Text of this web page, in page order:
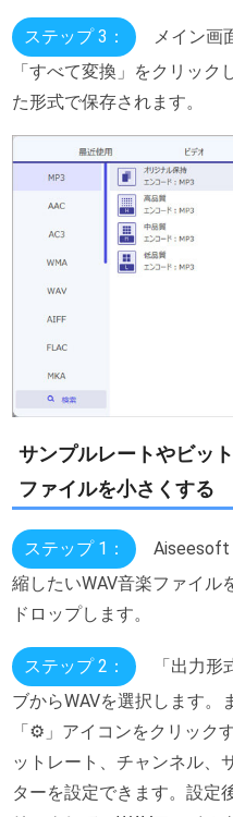
ステップ 3：
メイン画
「すべて変換」をクリック
た形式で保存されます。
サンプルレートやビッ
ファイルを小さくする
ステップ 1：
Aiseesoft
縮したいWAV音楽ファイル
ドロップします。
ステップ 2：
「出力
ブからWAVを選択します。
「⚙」アイコンをクリック
ットレート、チャンネル、
ターを設定できます。設定